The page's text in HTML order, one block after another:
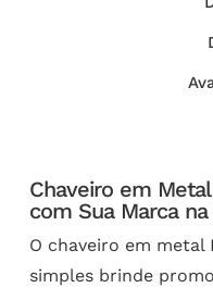
Chaveiro em
com Sua Marca
O chaveiro em metal
simples brinde